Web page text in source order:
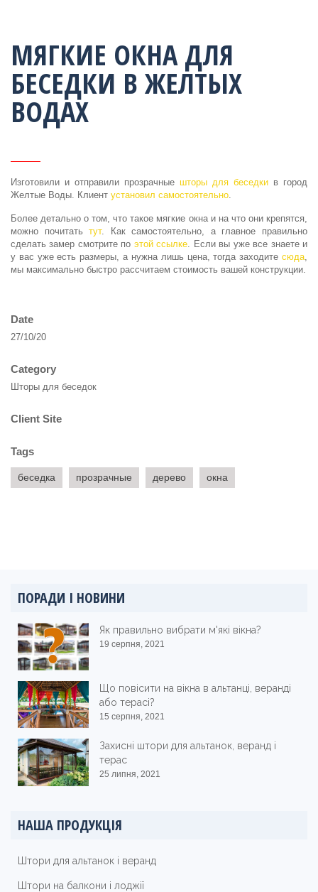
МЯГКИЕ ОКНА ДЛЯ
БЕСЕДКИ В ЖЕЛТЫХ
ВОДАХ
Изготовили и отправили прозрачные шторы для беседки в город
Желтые Воды. Клиент установил самостоятельно.
Более детально о том, что такое мягкие окна и на что они крепятся,
можно почитатьтут. Как самостоятельно, а главное правильно
сделать замер смотрите по этой ссылке. Если вы уже все знаете и
у вас уже есть размеры, а нужна лишь цена, тогда заходите сюда,
мы максимально быстро рассчитаем стоимость вашей конструкции.
Date
27/10/20
Category
Шторы для беседок
Client Site
Tags
беседка прозрачные дерево окна
ПОРАДИ І НОВИНИ
Як правильно вибрати м'які вікна?
19 серпня, 2021
Що повісити на вікна в альтанці, веранді
або терасі?
15 серпня, 2021
Захисні штори для альтанок, веранд і
терас
25 липня, 2021
НАША ПРОДУКЦІЯ
Штори для альтанок і веранд
Штори на балкони і лоджії